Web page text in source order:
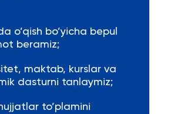
o’qish bo’yicha bepul
beramiz;
maktab, kurslar va
dasturni tanlaymiz;
hujjatlar to’plamini